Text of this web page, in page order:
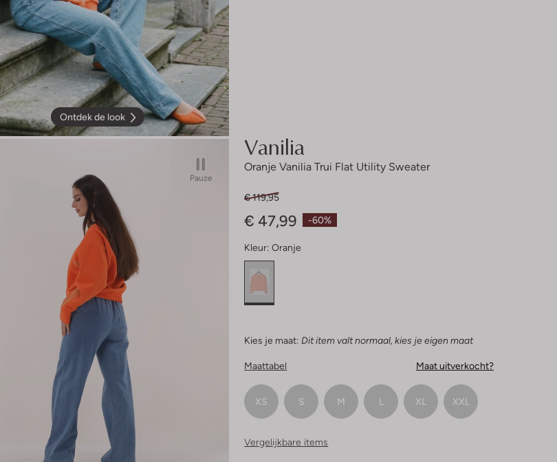
Ontdek de look
Pauze
Vanilia
Oranje Vanilia Trui Flat Utility Sweater
-60%
€ 119,95
€ 47,99
Kleur: Oranje
Kies je maat: Dit item valt normaal, kies je eigen maat
Maattabel Maat uitverkocht?
XS S M L XL XXL
Vergelijkbare items